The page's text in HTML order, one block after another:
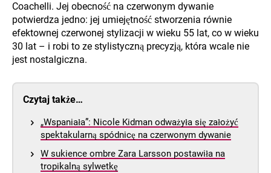
Coachelli. Jej obecność na czerwonym dywanie
potwierdza jedno: jej umiejętność stworzenia równie
efektownej czerwonej stylizacji w wieku 55 lat, co w wieku
30 lat – i robi to ze stylistyczną precyzją, która wcale nie
jest nostalgiczna.
Czytaj także…
„Wspaniała”: Nicole Kidman odważyła się założyć
spektakularną spódnicę na czerwonym dywanie
W sukience ombre Zara Larsson postawiła na
tropikalną sylwetkę